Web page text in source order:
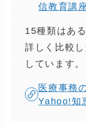
信教育講
15種類はあ
詳しく比較
しています。
医療事務
Yahoo!知